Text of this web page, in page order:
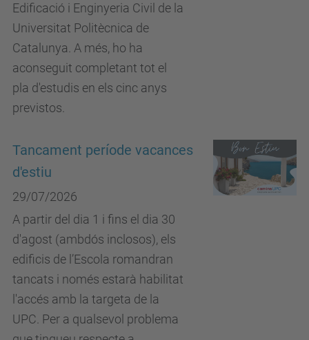
Edificació i Enginyeria Civil de la
Universitat Politècnica de
Catalunya. A més, ho ha
aconseguit completant tot el
pla d'estudis en els cinc anys
previstos.
Tancament període vacances
d'estiu
29/07/2026
A partir del dia 1 i fins el dia 30
d'agost (ambdós inclosos), els
edificis de l’Escola romandran
tancats i només estarà habilitat
l'accés amb la targeta de la
UPC. Per a qualsevol problema